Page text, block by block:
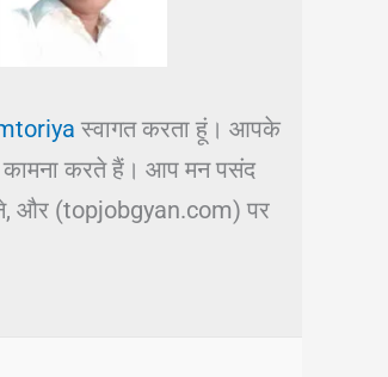
स्वागत करता हूं। आपके
कामना करते हैं। आप मन पसंद
और (topjobgyan.com) पर